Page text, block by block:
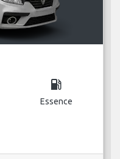
local_gas_station
Essence